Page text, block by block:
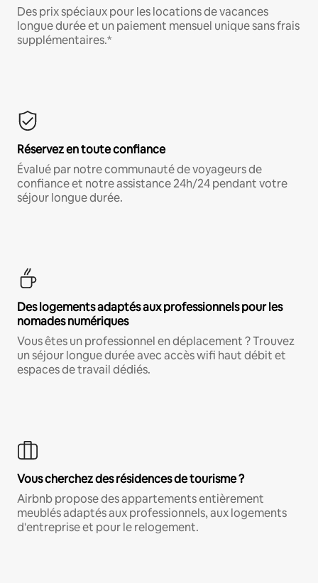
Des prix spéciaux pour les locations de vacances
longue durée et un paiement mensuel unique sans frais
supplémentaires.*
Réservez en toute confiance
Évalué par notre communauté de voyageurs de
confiance et notre assistance 24h/24 pendant votre
séjour longue durée.
Des logements adaptés aux professionnels pour les
nomades numériques
Vous êtes un professionnel en déplacement ? Trouvez
un séjour longue durée avec accès wifi haut débit et
espaces de travail dédiés.
Vous cherchez des résidences de tourisme ?
Airbnb propose des appartements entièrement
meublés adaptés aux professionnels, aux logements
d'entreprise et pour le relogement.